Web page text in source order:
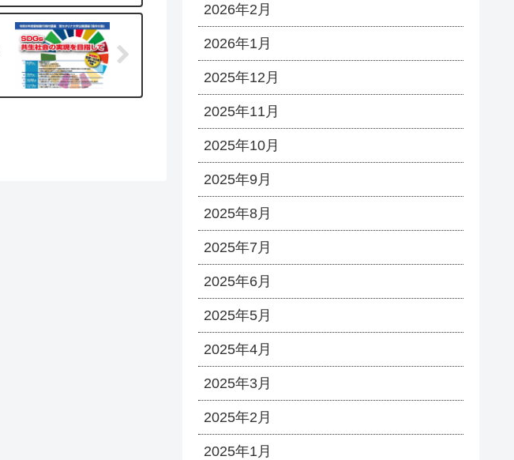
2026年2月
2026年1月
2025年12月
2025年11月
2025年10月
2025年9月
2025年8月
2025年7月
2025年6月
2025年5月
2025年4月
2025年3月
2025年2月
2025年1月